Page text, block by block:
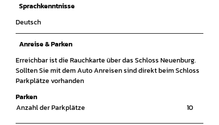
Sprachkenntnisse
Deutsch
Anreise & Parken
Erreichbar ist die Rauchkarte über das Schloss Neuenburg.
Sollten Sie mit dem Auto Anreisen sind direkt beim Schloss
Parkplätze vorhanden
Parken
Anzahl der Parkplätze
10